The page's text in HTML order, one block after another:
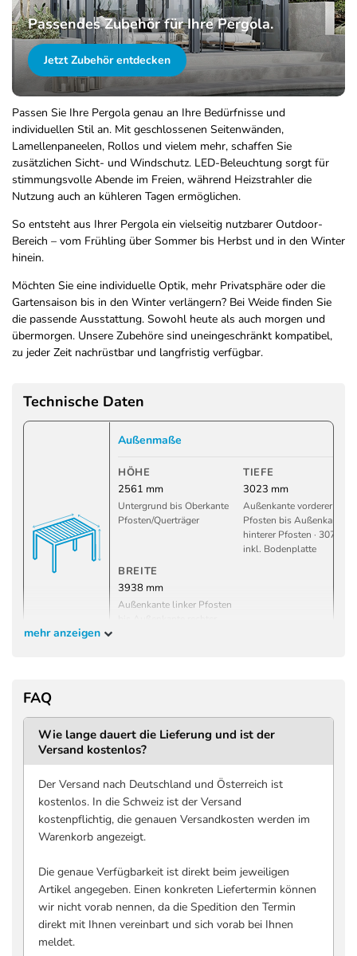
Passendes Zubehör für Ihre Pergola.
Jetzt Zubehör entdecken
Passen Sie Ihre Pergola genau an Ihre Bedürfnisse und
individuellen Stil an. Mit geschlossenen Seitenwänden,
Lamellenpaneelen, Rollos und vielem mehr, schaffen Sie
zusätzlichen Sicht- und Windschutz. LED-Beleuchtung sorgt für
stimmungsvolle Abende im Freien, während Heizstrahler die
Nutzung auch an kühleren Tagen ermöglichen.
So entsteht aus Ihrer Pergola ein vielseitig nutzbarer Outdoor-
Bereich – vom Frühling über Sommer bis Herbst und in den Winter
hinein.
Möchten Sie eine individuelle Optik, mehr Privatsphäre oder die
Gartensaison bis in den Winter verlängern? Bei Weide finden Sie
die passende Ausstattung. Sowohl heute als auch morgen und
übermorgen. Unsere Zubehöre sind uneingeschränkt kompatibel,
zu jeder Zeit nachrüstbar und langfristig verfügbar.
Technische Daten
Außenmaße
HÖHE
2561 mm
Untergrund bis Oberkante
Pfosten/Querträger
TIEFE
3023 mm
Außenkante vorderer
Pfosten bis Außenkante
hinterer Pfosten · 3075
inkl. Bodenplatte
BREITE
3938 mm
Außenkante linker Pfosten
DURCHGANGSHÖHE
2366 mm
Untergrund bis Unterkante
Trägerkonstruktion
2790 mm
Pfosten, entlang
Lamellenlänge
DURCHGANGSBREITE
3706 mm
Innenkante bis Innenkante
Pfosten
MATERIAL
QUERSCHNITT
mehr anzeigen
FAQ
Wie lange dauert die Lieferung und ist der
Versand kostenlos?
Der Versand nach Deutschland und Österreich ist
kostenlos. In die Schweiz ist der Versand
kostenpflichtig, die genauen Versandkosten werden im
Warenkorb angezeigt.
Die genaue Verfügbarkeit ist direkt beim jeweiligen
Artikel angegeben. Einen konkreten Liefertermin können
wir nicht vorab nennen, da die Spedition den Termin
direkt mit Ihnen vereinbart und sich vorab bei Ihnen
meldet.